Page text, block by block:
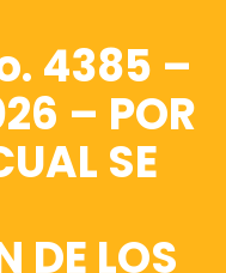
4385 –
– POR
SE
DE LOS